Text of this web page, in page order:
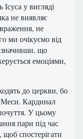
у вигляді
не виявляє
не
ми очікуємо від
що
емоціями,
до церкви, бо
Меси. Кардинал
У цьому
пари під час
щоб спостерігати